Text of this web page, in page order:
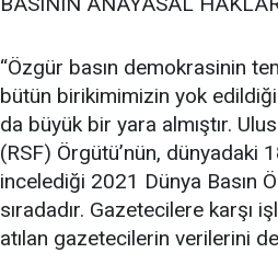
“Özgür basın demokrasinin
bütün birikimimizin yok edildiği
da büyük bir yara almıştır.
(RSF) Örgütü’nün, dünyadaki
incelediği 2021 Dünya Basın
sıradadır. Gazetecilere karşı
atılan gazetecilerin verilerini